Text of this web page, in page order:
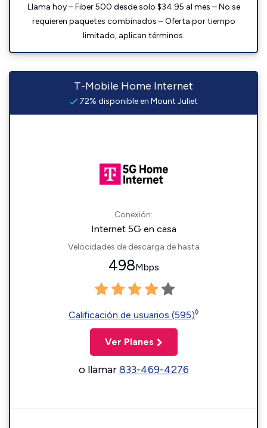
Llama hoy – Fiber 500 desde solo $34.95 al mes – No se
requieren paquetes combinados – Oferta por tiempo
limitado, aplican términos.
T-Mobile Home Internet
72% disponible en Mount Juliet
Conexión:
Internet 5G en casa
Velocidades de descarga de hasta
498Mbps
Calificación de usuarios (595)◊
Ver Planes
o llamar833-469-4276